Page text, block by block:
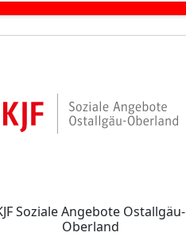
Soziale Angebote Ostallgäu-
Oberland